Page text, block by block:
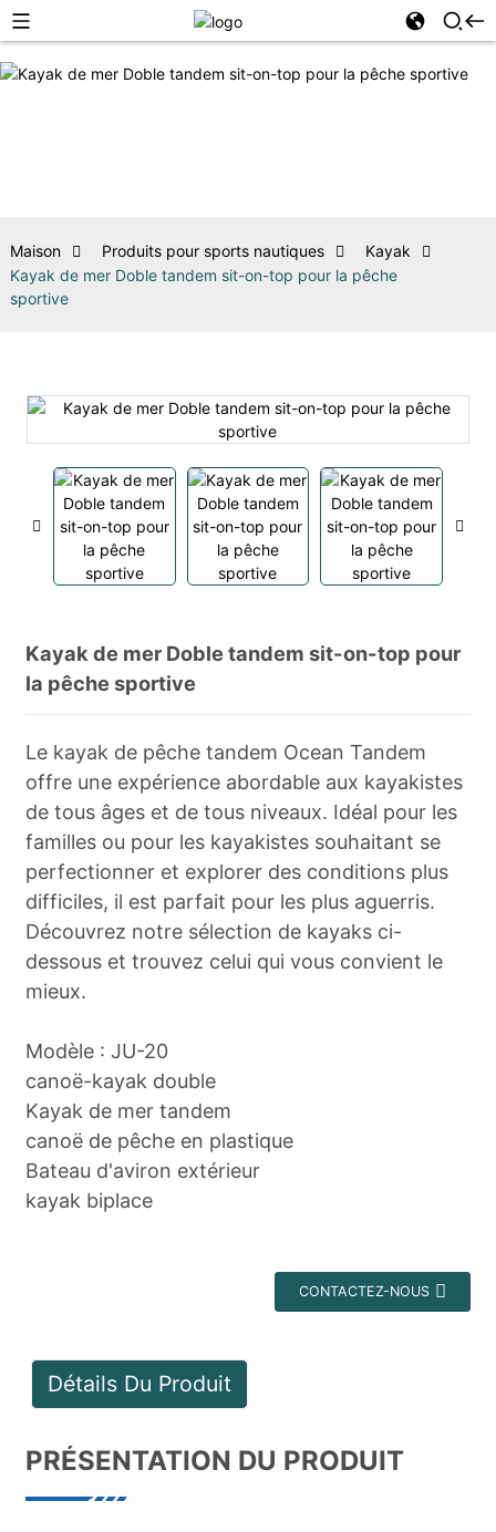
Maison Produits pour sports nautiques
Kayak
Kayak de mer Doble tandem sit-on-top pour la pêche
sportive
Kayak de mer Doble tandem sit-on-top pour
la pêche sportive
Le kayak de pêche tandem Ocean Tandem
offre une expérience abordable aux kayakistes
de tous âges et de tous niveaux. Idéal pour les
familles ou pour les kayakistes souhaitant se
perfectionner et explorer des conditions plus
difficiles, il est parfait pour les plus aguerris.
Découvrez notre sélection de kayaks ci-
dessous et trouvez celui qui vous convient le
mieux.
Modèle : JU-20
canoë-kayak double
Kayak de mer tandem
canoë de pêche en plastique
Bateau d'aviron extérieur
kayak biplace
CONTACTEZ-NOUS
Détails Du Produit
PRÉSENTATION DU PRODUIT